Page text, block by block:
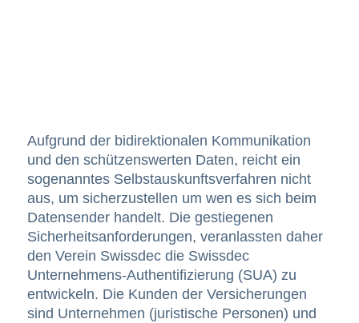
Aufgrund der bidirektionalen Kommunikation
und den schützenswerten Daten, reicht ein
sogenanntes Selbstauskunftsverfahren nicht
aus, um sicherzustellen um wen es sich beim
Datensender handelt. Die gestiegenen
Sicherheitsanforderungen, veranlassten daher
den Verein Swissdec die Swissdec
Unternehmens-Authentifizierung (SUA) zu
entwickeln. Die Kunden der Versicherungen
sind Unternehmen (juristische Personen) und